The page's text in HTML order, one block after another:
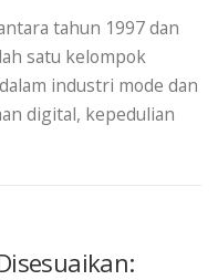
tahun 1997 dan
satu kelompok
industri mode dan
digital, kepedulian